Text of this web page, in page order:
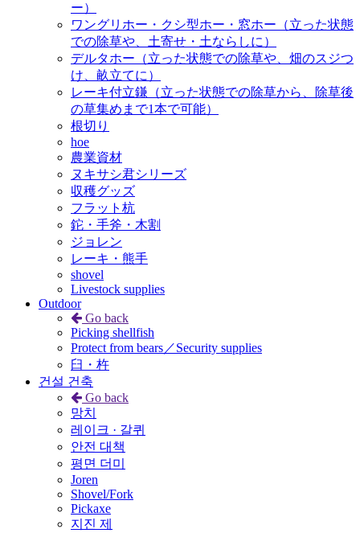
ー）
ワングリホー・クシ型ホー・窓ホー（立った状態
での除草や、土寄せ・土ならしに）
デルタホー（立った状態での除草や、畑のスジつ
け、畝立てに）
レーキ付立鎌（立った状態での除草から、除草後
の草集めまで1本で可能）
根切り
hoe
農業資材
ヌキサシ君シリーズ
収穫グッズ
フラット杭
鉈・手斧・木割
ジョレン
レーキ・熊手
shovel
Livestock supplies
Outdoor
Go back
Picking shellfish
Protect from bears／Security supplies
臼・杵
건설 건축
Go back
망치
레이크 · 갈퀴
안전 대책
평면 더미
Joren
Shovel/Fork
Pickaxe
지진 제